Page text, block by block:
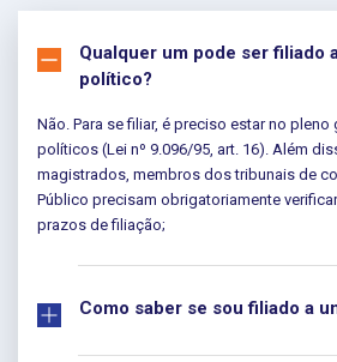
Qualquer um pode ser filiado
político?
Não. Para se filiar, é preciso estar no
políticos (Lei nº 9.096/95, art. 16). Além
magistrados, membros dos tribunais de
Público precisam obrigatoriamente
prazos de filiação;
Como saber se sou filiado a